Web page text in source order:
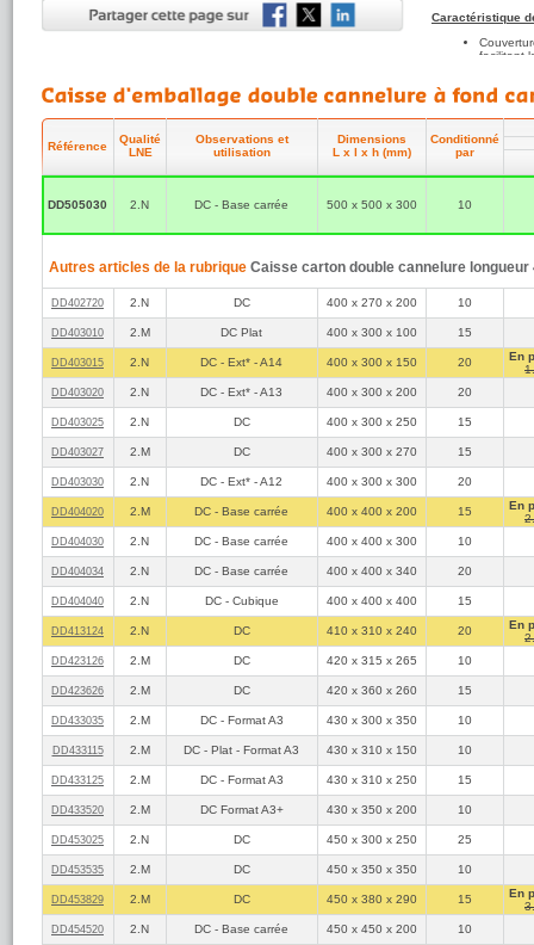
Caractéristique
facilitant
Qualité
Pour expédier
Poids
site de La Poste.
Référence
Qualité
LNE
Observations et
utilisation
Dimensions
L x l x h (mm)
Conditionné
par
DD505030 2.N DC - Base carrée 500 x 500 x 300 10
Autres articles de la rubrique Caisse carton double cannelure longueur
DD402720 2.N DC 400 x 270 x 200 10
DD403010 2.M DC Plat 400 x 300 x 100 15
DD403015 2.N DC - Ext* - A14 400 x 300 x 150 20
En
DD403020 2.N DC - Ext* - A13 400 x 300 x 200 20
DD403025 2.N DC 400 x 300 x 250 15
DD403027 2.M DC 400 x 300 x 270 15
DD403030 2.N DC - Ext* - A12 400 x 300 x 300 20
DD404020 2.M DC - Base carrée 400 x 400 x 200 15
En
DD404030 2.N DC - Base carrée 400 x 400 x 300 10
DD404034 2.N DC - Base carrée 400 x 400 x 340 20
DD404040 2.N DC - Cubique 400 x 400 x 400 15
DD413124 2.N DC 410 x 310 x 240 20
En
DD423126 2.M DC 420 x 315 x 265 10
DD423626 2.M DC 420 x 360 x 260 15
DD433035 2.M DC - Format A3 430 x 300 x 350 10
DD433115 2.M DC - Plat - Format A3 430 x 310 x 150 10
DD433125 2.M DC - Format A3 430 x 310 x 250 15
DD433520 2.M DC Format A3+ 430 x 350 x 200 10
DD453025 2.N DC 450 x 300 x 250 25
DD453535 2.M DC 450 x 350 x 350 10
DD453829 2.M DC 450 x 380 x 290 15
En
DD454520 2.N DC - Base carrée 450 x 450 x 200 10